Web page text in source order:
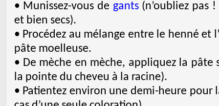
• Munissez-vous de gants(n’oubliez pas
et bien secs).
• Procédez au mélange entre le henné et
pâte moelleuse.
• De mèche en mèche, appliquez la pâte
la pointe du cheveu à la racine).
• Patientez environ une demi-heure pour